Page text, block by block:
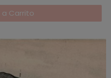
a Carrito